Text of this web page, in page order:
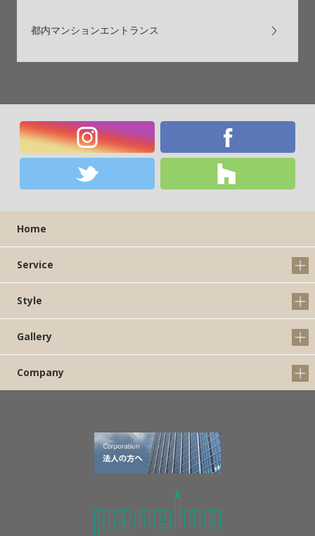
都内マンションエントランス
Home
Service
Style
Gallery
Company